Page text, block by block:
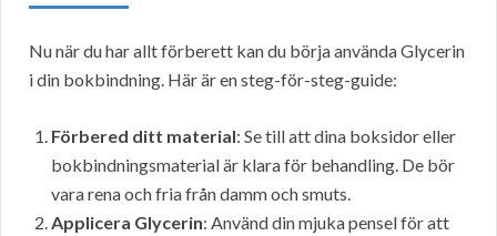
Nu när du har allt förberett kan du börja använda Glycerin
i din bokbindning. Här är en steg-för-steg-guide:
Förbered ditt material: Se till att dina boksidor eller
bokbindningsmaterial är klara för behandling. De bör
vara rena och fria från damm och smuts.
Applicera Glycerin: Använd din mjuka pensel för att